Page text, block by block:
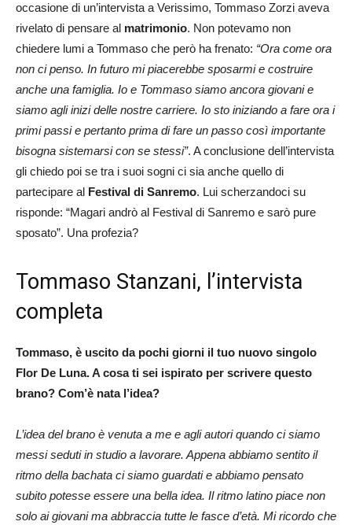
occasione di un’intervista a Verissimo, Tommaso Zorzi aveva
rivelato di pensare al matrimonio. Non potevamo non
chiedere lumi a Tommaso che però ha frenato: “Ora come ora
non ci penso. In futuro mi piacerebbe sposarmi e costruire
anche una famiglia. Io e Tommaso siamo ancora giovani e
siamo agli inizi delle nostre carriere. Io sto iniziando a fare ora i
primi passi e pertanto prima di fare un passo così importante
bisogna sistemarsi con se stessi”. A conclusione dell’intervista
gli chiedo poi se tra i suoi sogni ci sia anche quello di
partecipare al Festival di Sanremo. Lui scherzandoci su
risponde: “Magari andrò al Festival di Sanremo e sarò pure
sposato”. Una profezia?
Tommaso Stanzani, l’intervista
completa
Tommaso, è uscito da pochi giorni il tuo nuovo singolo
Flor De Luna. A cosa ti sei ispirato per scrivere questo
brano? Com’è nata l’idea?
L’idea del brano è venuta a me e agli autori quando ci siamo
messi seduti in studio a lavorare. Appena abbiamo sentito il
ritmo della bachata ci siamo guardati e abbiamo pensato
subito potesse essere una bella idea. Il ritmo latino piace non
solo ai giovani ma abbraccia tutte le fasce d’età. Mi ricordo che